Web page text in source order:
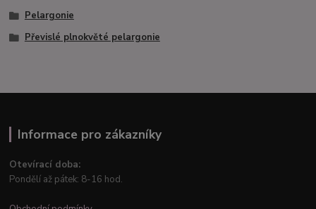
Pelargonie
Převislé plnokvěté pelargonie
Informace pro zákazníky
Otevírací doba:
Pondělí až pátek: 8-16 hod.